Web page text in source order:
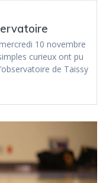
10 novembre
curieux ont pu
de Taissy